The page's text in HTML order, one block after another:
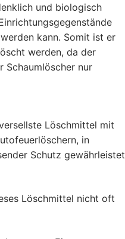
und biologisch
kann. Somit ist er
werden, da der
Schaumlöscher nur
Löschmittel mit
in
Schutz gewährleistet
Löschmittel nicht oft